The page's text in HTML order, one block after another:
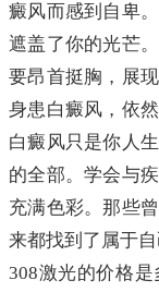
癜风而感到自卑
遮盖了你的光芒
要昂首挺胸，展
身患白癜风，依
白癜风只是你人
的全部。学会与
充满色彩。那些
来都找到了属于
308激光的价格